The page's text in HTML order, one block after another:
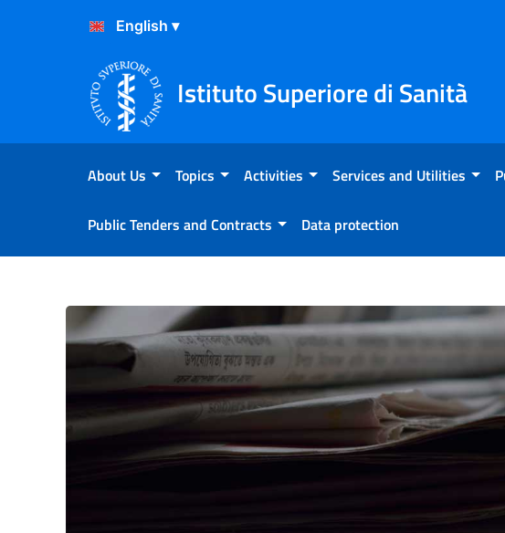
Skip to Content
Skip to Footer
Istituto Superiore di Sanità
About Us Topics Activities Services and Utilities
Public Tenders and Contracts Data protection
Atterraggio